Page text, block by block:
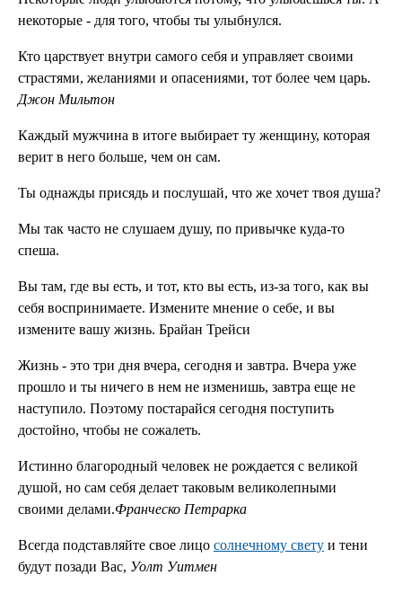
некоторые - для того, чтобы ты улыбнулся.
Кто царствует внутри самого себя и управляет своими
страстями, желаниями и опасениями, тот более чем царь.
Джон Мильтон
Каждый мужчина в итоге выбирает ту женщину, которая
верит в него больше, чем он сам.
Ты однажды присядь и послушай, что же хочет твоя душа?
Мы так часто не слушаем душу, по привычке куда-то
спеша.
Вы там, где вы есть, и тот, кто вы есть, из-за того, как вы
себя воспринимаете. Измените мнение о себе, и вы
измените вашу жизнь. Брайан Трейси
Жизнь - это три дня вчера, сегодня и завтра. Вчера уже
прошло и ты ничего в нем не изменишь, завтра еще не
наступило. Поэтому постарайся сегодня поступить
достойно, чтобы не сожалеть.
Истинно благородный человек не рождается с великой
душой, но сам себя делает таковым великолепными
своими делами.Франческо Петрарка
Всегда подставляйте свое лицо солнечному свету и тени
будут позади Вас, Уолт Уитмен